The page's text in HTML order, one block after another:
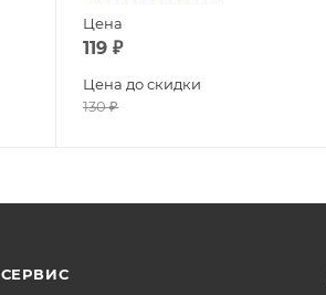
Цена
119 ₽
Цена до скидки
130₽
СЕРВИС